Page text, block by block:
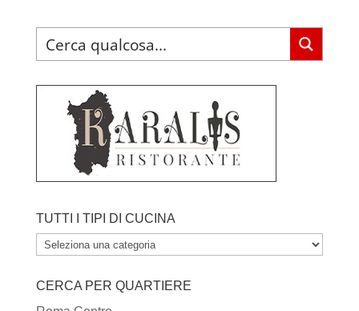
TUTTI I TIPI DI CUCINA
TUTTI
TIPI
DI
CERCA PER QUARTIERE